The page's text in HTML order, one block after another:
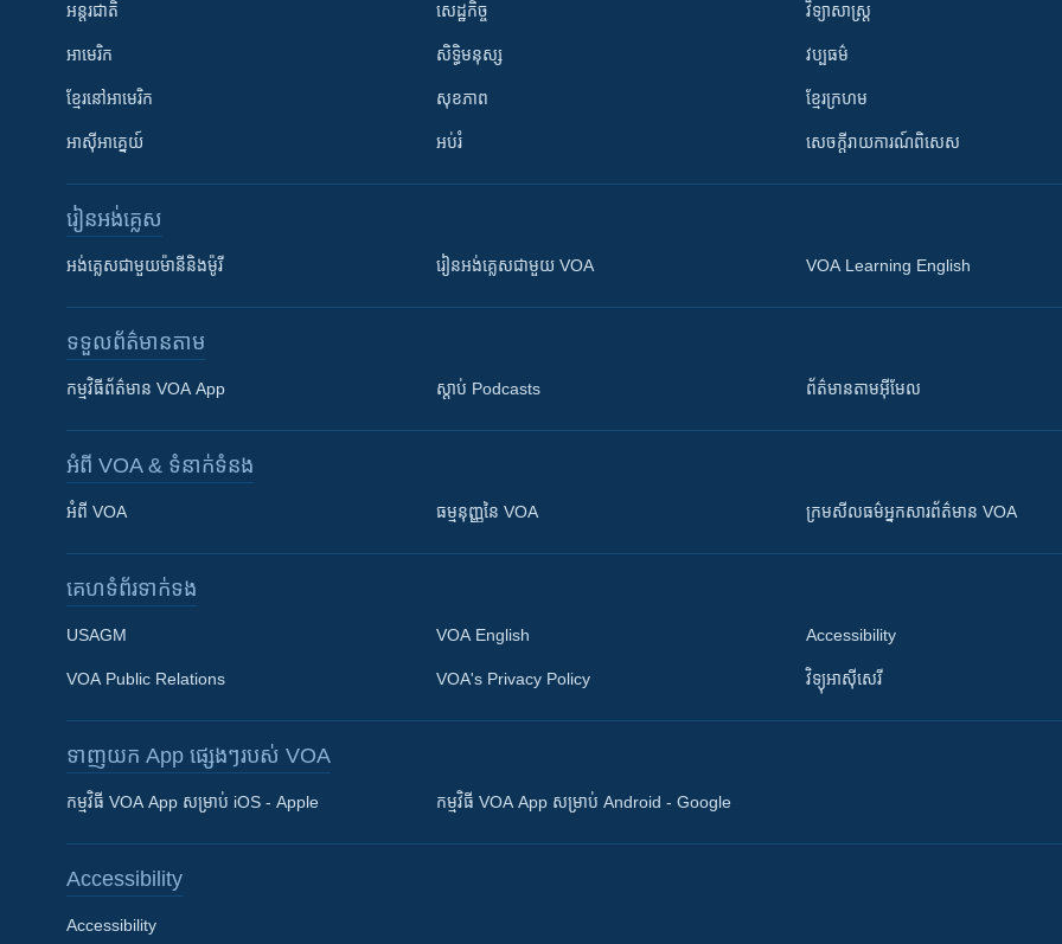
Khmer English
ភាសា
អន្តរជាតិ
អាមេរិក
ខ្មែរ​នៅអាមេរិក
អាស៊ីអាគ្នេយ៍
សេដ្ឋកិច្ច
សិទ្ធិមនុស្ស
សុខភាព
អប់រំ
វិទ្យាសាស្រ្ត
វប្បធម៌
ខ្មែរក្រហម
សេចក្តីរាយការណ៍ពិសេស
រៀន​​អង់គ្លេស
អង់គ្លេស​ជាមួយ​ម៉ានី​និង​ម៉ូរី រៀន​​​​​​អង់គ្លេស​​ជាមួយ VOA VOA Learning English
ទទួល​ព័ត៌មាន​តាម
កម្មវិធី​ព័ត៌មាន VOA App ស្តាប់ Podcasts ព័ត៌មាន​តាម​អ៊ីមែល
អំពី​ VOA & ទំនាក់ទំនង
អំពី​ VOA ធម្មនុញ្ញ​នៃ VOA ក្រម​​​សីលធម៌​​​អ្នក​​​សារព័ត៌មាន VOA
គេហទំព័រ​​ទាក់ទង
USAGM
VOA Public Relations
VOA English
VOA's Privacy Policy
Accessibility
វិទ្យុ​អាស៊ី​សេរី
ទាញយក​ App ផ្សេងៗ​របស់​ VOA
កម្មវិធី​ VOA App សម្រាប់ iOS - Apple កម្មវិធី​ VOA App សម្រាប់ Android - Google
Accessibility
Accessibility